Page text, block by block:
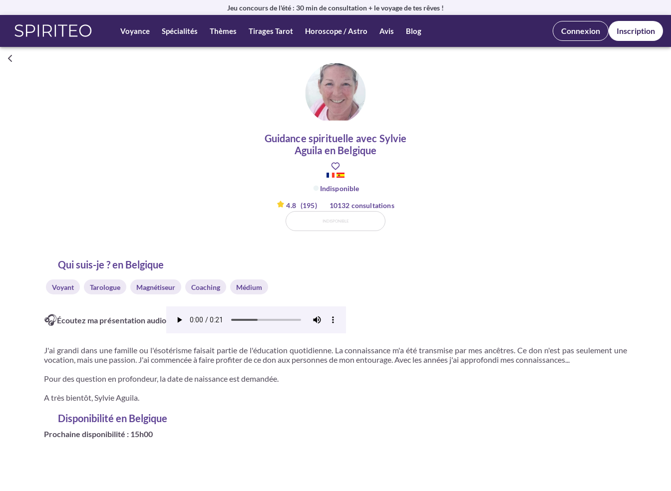
Jeu concours de l'été : 30 min de consultation + le voyage de tes rêves !
Voyance Spécialités Thèmes Tirages Tarot Horoscope / Astro Avis Blog Connexion Inscription
Guidance spirituelle avec Sylvie
Aguila en Belgique
Indisponible
4.8 (195) 10132 consultations
INDISPONIBLE
Qui suis-je ? en Belgique
Voyant Tarologue Magnétiseur Coaching Médium
🎧Écoutez ma présentation audio
J'ai grandi dans une famille ou l'ésotérisme faisait partie de l'éducation quotidienne. La connaissance m'a été transmise par mes ancêtres. Ce don n'est pas seulement une
vocation, mais une passion. J'ai commencée à faire profiter de ce don aux personnes de mon entourage. Avec les années j'ai approfondi mes connaissances...
Pour des question en profondeur, la date de naissance est demandée.
A très bientôt, Sylvie Aguila.
Disponibilité en Belgique
Prochaine disponibilité : 15h00